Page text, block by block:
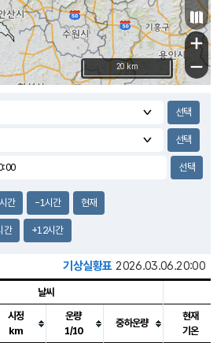
+
−
20 km
간 -1시간 현재
간 +12시간
기상실황표 2026.03.06.20:00
날씨
시정
km
운량
1/10
중하운량
현재
기온